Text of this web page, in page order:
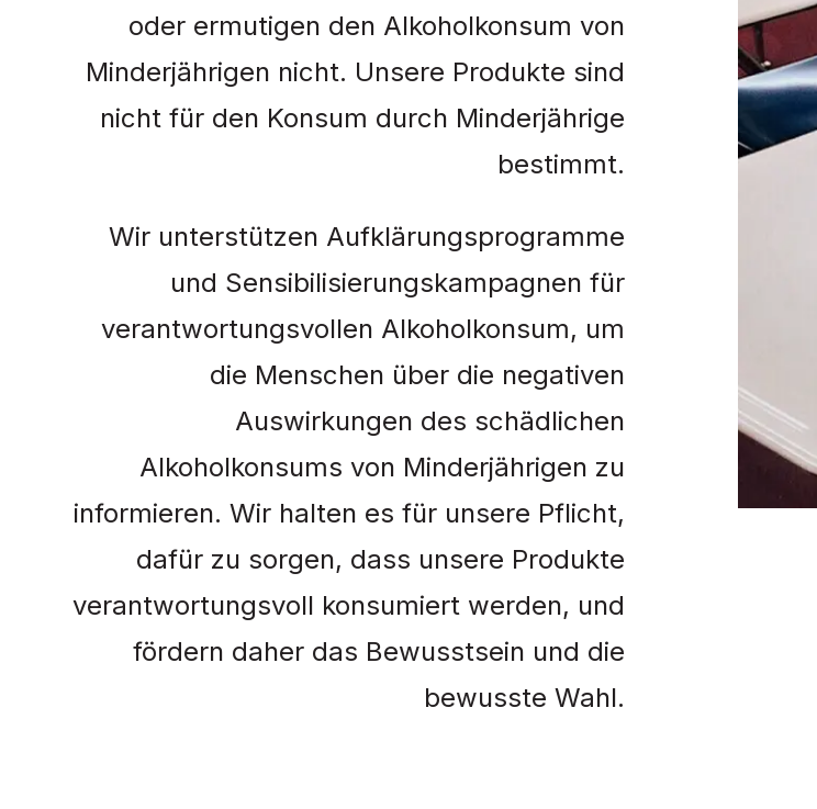
oder ermutigen den Alkoholkonsum von
Minderjährigen nicht. Unsere Produkte sind
nicht für den Konsum durch Minderjährige
bestimmt.
Wir unterstützen Aufklärungsprogramme
und Sensibilisierungskampagnen für
verantwortungsvollen Alkoholkonsum, um
die Menschen über die negativen
Auswirkungen des schädlichen
Alkoholkonsums von Minderjährigen zu
informieren. Wir halten es für unsere Pflicht,
dafür zu sorgen, dass unsere Produkte
verantwortungsvoll konsumiert werden, und
fördern daher das Bewusstsein und die
bewusste Wahl.